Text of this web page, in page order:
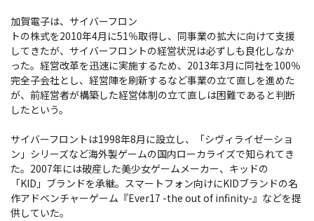
加賀電子は、サイバーフロン
トの株式を2010年4月に51％取得し、同事業の拡大に向けて支援
してきたが、サイバーフロントの経営状況は必ずしも良化しなか
った。経営改革を迅速に実施するため、2013年3月に同社を100％
完全子会社とし、経営陣を刷新するなど事業の立て直しを進めた
が、前経営者が構築した経営体制の立て直しは困難であると判断
したという。
サイバーフロントは1998年8月に設立し、「シヴィライゼーショ
ン」シリーズなど海外製ゲームの国内ローカライズで知られてき
た。2007年には破産した美少女ゲームメーカー、キッドの
「KID」ブランドを承継。スマートフォン向けにKIDブランドの名
作アドベンチャーゲーム『Ever17 -the out of infinity-』などを提
供していた。